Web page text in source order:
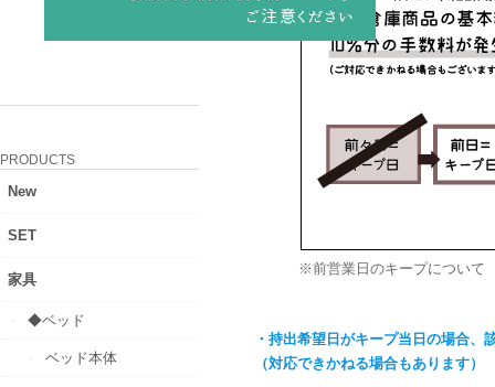
※前営業日のキープについて
・持出希望日がキープ当日の場合
（対応できかねる場合もあります）
PRODUCTS
New
SET
家具
◆ベッド
ベッド本体